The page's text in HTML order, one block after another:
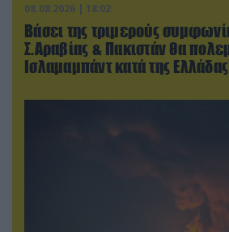
08.08.2026 | 18:02
Βάσει της τριμερούς
Σ.Αραβίας & Πακιστάν θα
Ισλαμαμπάντ κατά της